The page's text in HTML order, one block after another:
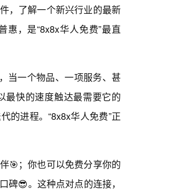
，了解一个新兴行业的最新
，是“8x8x华人免费”最直
当一个物品、一项服务、甚
最快的速度触达最需要它的
的进程。“8x8x华人免费”正
🎯；你也可以免费分享你的
碑😎。这种点对点的连接，